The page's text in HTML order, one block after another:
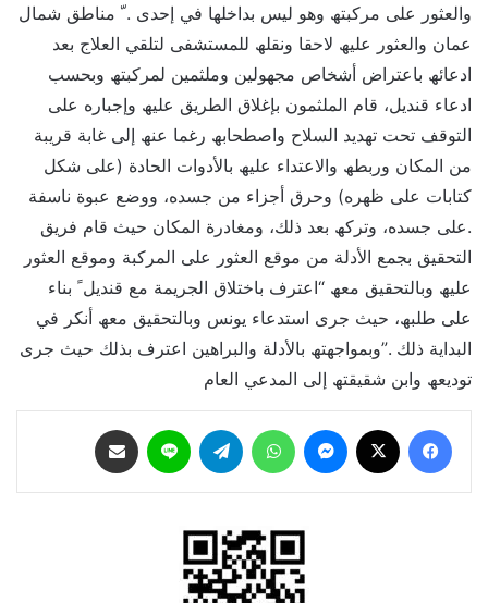
والعثور على مركبتھ وھو لیس بداخلھا في إحدى . ّ مناطق شمال
عمان والعثور علیھ لاحقا ونقلھ للمستشفى لتلقي العلاج بعد
ادعائھ باعتراض أشخاص مجھولین وملثمین لمركبتھ وبحسب
ادعاء قندیل، قام الملثمون بإغلاق الطریق علیھ وإجباره على
التوقف تحت تھدید السلاح واصطحابھ رغما عنھ إلى غابة قریبة
من المكان وربطھ والاعتداء علیھ بالأدوات الحادة (على شكل
كتابات على ظھره) وحرق أجزاء من جسده، ووضع عبوة ناسفة
.على جسده، وتركھ بعد ذلك، ومغادرة المكان حیث قام فریق
التحقیق بجمع الأدلة من موقع العثور على المركبة وموقع العثور
علیھ وبالتحقیق معھ “اعترف باختلاق الجریمة مع قندیل ً بناء
على طلبھ، حیث جرى استدعاء یونس وبالتحقیق معھ أنكر في
البدایة ذلك .”وبمواجھتھ بالأدلة والبراھین اعترف بذلك حیث جرى
تودیعھ وابن شقیقتھ إلى المدعي العام
فيسبوك ماسنجر واتساب تيلقرام لاين